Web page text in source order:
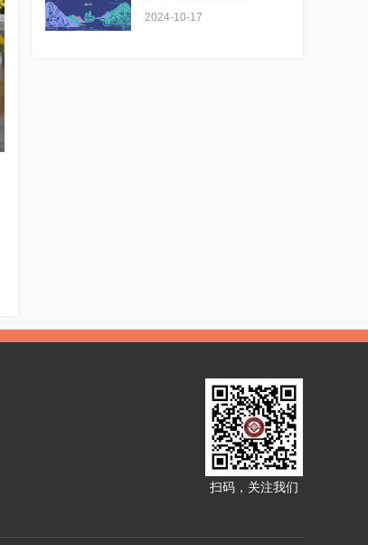
2024-10-17
扫码，关注我们